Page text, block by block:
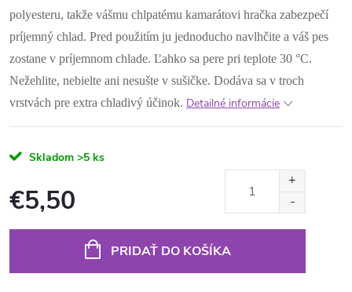
polyesteru, takže vášmu chlpatému kamarátovi hračka zabezpečí
príjemný chlad. Pred použitím ju jednoducho navlhčite a váš pes
zostane v príjemnom chlade. Ľahko sa pere pri teplote 30 °C.
Nežehlite, nebielte ani nesušte v sušičke. Dodáva sa v troch
vrstvách pre extra chladivý účinok. Detailné informácie
Skladom >5 ks
€5,50
PRIDAŤ DO KOŠÍKA